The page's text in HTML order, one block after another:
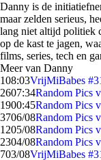
Danny is de
maar zelden serieus,
lang niet altijd politiek
op de kast te jagen,
films, series, tech en
Meer van Danny
108:03VrijMiBabes
2607:34Random Pics
1900:45Random Pics
3706/08Random Pics
1205/08Random Pics
2304/08Random Pics
703/08VrijMiBabes